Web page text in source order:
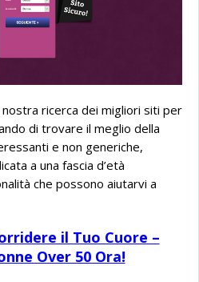
nostra ricerca dei migliori siti per
di trovare il meglio della
e non generiche,
a una fascia d’età
che possono aiutarvi a
il Tuo Cuore –
Over 50 Ora!